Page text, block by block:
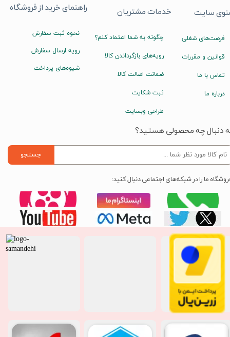
راهنمای خرید از فروشگاه
نحوه ثبت سفارش
رویه ارسال سفارش
شیوه‌های پرداخت
خدمات مشتریان
چگونه به شما اعتماد کنم؟
رویه‌های بازگرداندن کالا
ضمانت اصالت کالا
ثبت شکایت
طراحی وبسایت
سایت
فرصت‌های شغلی
قوانین و مقررات
تماس با ما
درباره ما
دنبال چه محصولی هستید؟
جستجو
ما را در شبکه‌های اجتماعی دنبال کنید: